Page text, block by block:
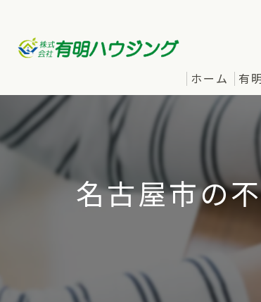
ホーム 有
名古屋市の